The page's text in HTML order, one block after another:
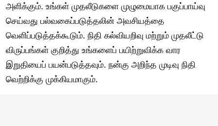
அளிக்கும். உங்கள் முதலீடுகளை முழுமையாக பகுப்பாய்வு
செய்வது பல்வகைப்படுத்தலின் அவசியத்தை
வெளிப்படுத்தக்கூடும். நிதி கல்வியறிவு மற்றும் முதலீட்டு
விருப்பங்கள் குறித்து உங்களைப் பயிற்றுவிக்க வார
இறுதியைப் பயன்படுத்தவும். நன்கு அறிந்த முடிவு நிதி
வெற்றிக்கு முக்கியமாகும்.